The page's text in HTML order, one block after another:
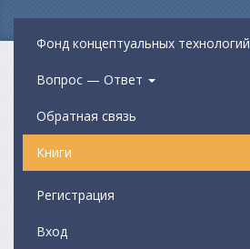
Фонд концептуальных технологий
Вопрос — Ответ
Обратная связь
Книги
Регистрация
Вход